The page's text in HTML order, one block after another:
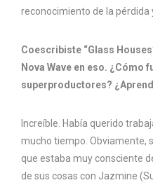
reconocimiento de la pérdida
Coescribiste “Glass
Nova Wave en eso. ¿Cómo
superproductores?
Increíble. Había querido
mucho tiempo. Obviamente,
que estaba muy consciente
de sus cosas con Jazmine